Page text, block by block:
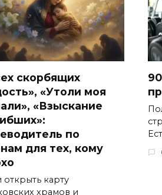
скорбящих
«Утоли моя
«Взыскание
по
для тех, кому
открыть карту
храмов и